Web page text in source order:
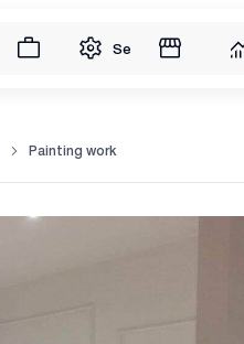
Service
Painting work